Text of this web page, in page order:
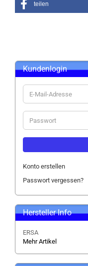
teilen
Kundenlogin
E-
Mail-
Adresse
Passwort
Konto erstellen
Passwort vergessen?
Hersteller Info
ERSA
Mehr Artikel